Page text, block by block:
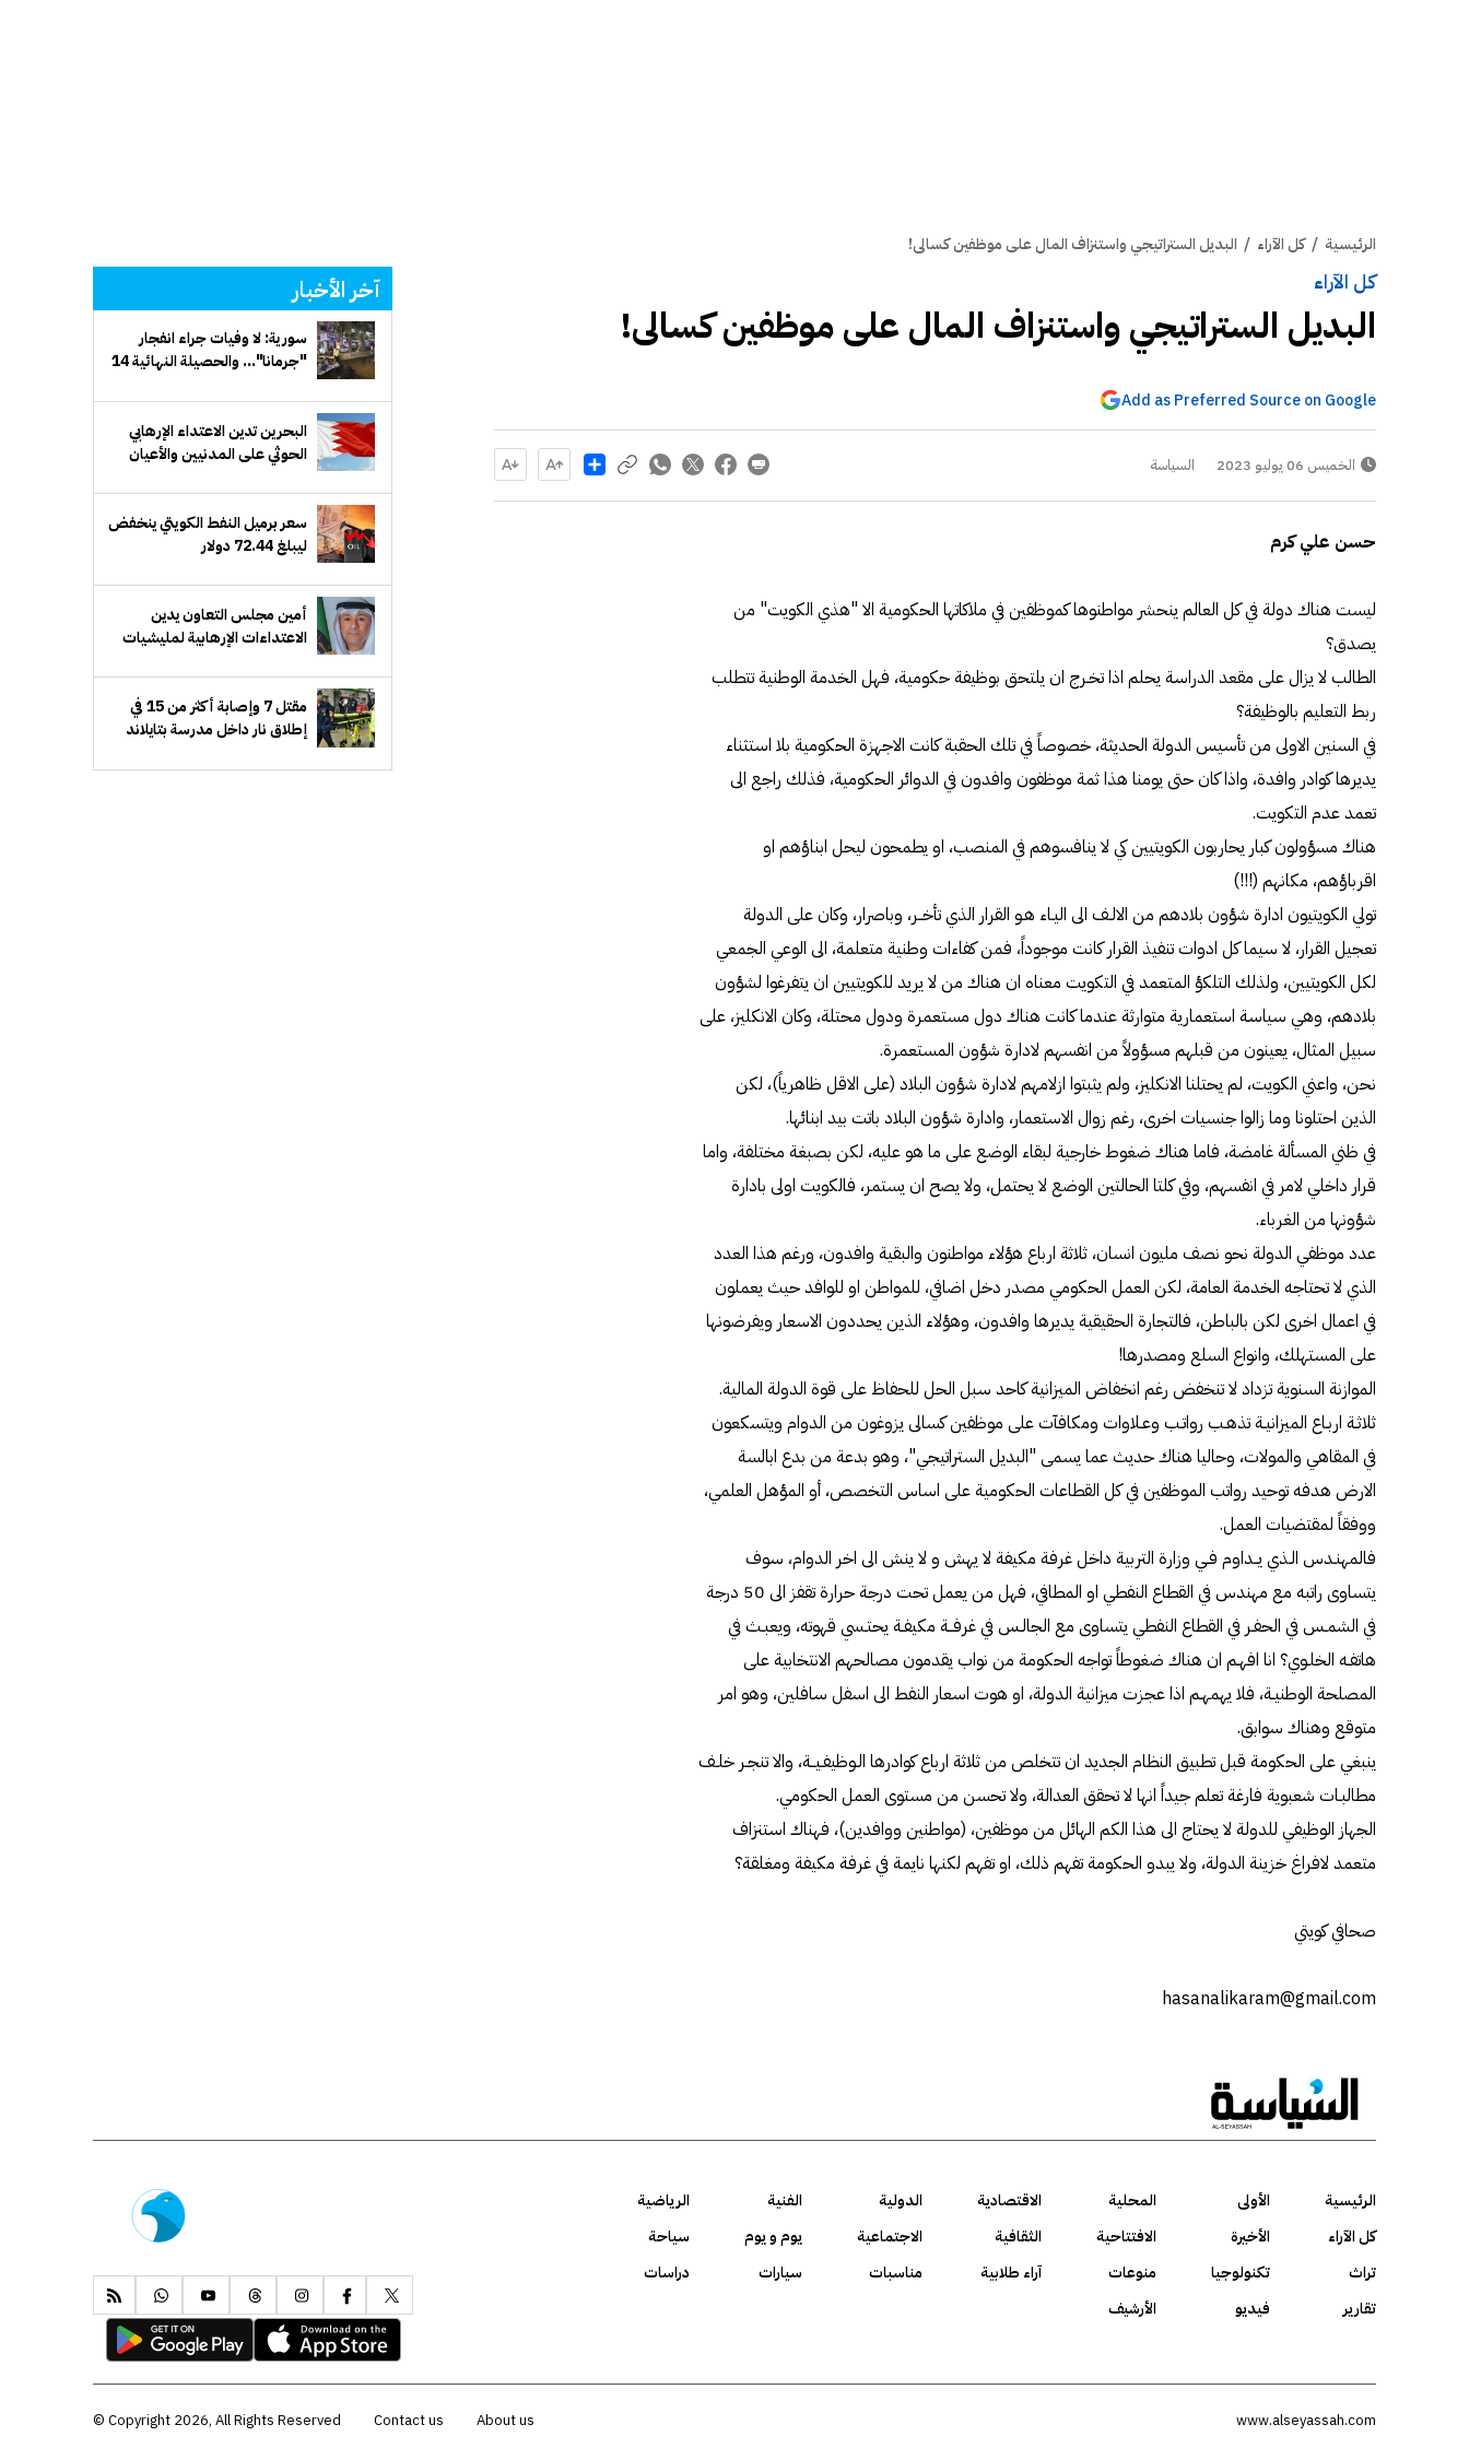
الرئيسية /كل الآراء / البديل الستراتيجي واستنزاف المال على موظفين كسالى!
كل الآراء
البديل الستراتيجي واستنزاف المال على موظفين كسالى!
Add as Preferred Source on Google
الخميس 06 يوليو 2023 السياسة Share
حسن علي كرم
ليست هناك دولة في كل العالم ينحشر مواطنوها كموظفين في ملاكاتها الحكومية الا "هذي الكويت" من
يصدق؟
الطالب لا يزال على مقعد الدراسة يحلم اذا تخـرج ان يلتحق بوظيفة حكومية، فهل الخدمة الوطنية تتطلب
ربط التعليم بالوظيفة؟
في السنين الاولى من تأسيس الدولة الحديثة، خصوصاً في تلك الحقبة كانت الاجهزة الحكومية بلا استثناء
يديرها كوادر وافدة، واذا كان حتى يومنا هذا ثمة موظفون وافدون في الدوائر الحكومية، فذلك راجع الى
تعمد عدم التكويت.
هناك مسؤولون كبار يحاربون الكويتيين كي لا ينافسوهم في المنصب، او يطمحون ليحل ابناؤهم او
اقرباؤهم، مكانهم (!!!)
تولي الكويتيون ادارة شؤون بلادهم من الالـف الى اليـاء هـو القرار الذي تأخــر، وباصرار، وكان على الدولة
تعجيل القرار، لا سيما كل ادوات تنفيذ القرار كانت موجوداً، فمن كفاءات وطنية متعلمة، الى الوعي الجمعي
لكل الكويتيين، ولذلك التلكؤ المتعمد في التكويت معناه ان هناك من لا يريد للكويتيين ان يتفرغوا لشؤون
بلادهم، وهي سياسة استعمارية متوارثة عندما كانت هناك دول مستعمرة ودول محتلة، وكان الانكليز، على
سبيل المثال، يعينون من قبلهم مسؤولاً من انفسهم لادارة شؤون المستعمرة.
نحن، واعني الكويت، لم يحتلنا الانكليز، ولم يثبتوا ازلامهم لادارة شؤون البلاد (على الاقل ظاهرياً)، لكن
الذين احتلونا وما زالوا جنسيات اخرى، رغم زوال الاستعمار، وادارة شؤون البلاد باتت بيد ابنائها.
في ظني المسألة غامضة، فاما هناك ضغوط خارجية لبقاء الوضع على ما هو عليه، لكن بصبغة مختلفة، واما
قرار داخلي لامر في انفسهم، وفي كلتا الحالتين الوضع لا يحتمل، ولا يصح ان يستمر، فالكويت اولى بادارة
شؤونها من الغرباء.
عدد موظفي الدولة نحو نصف مليون انسان، ثلاثة ارباع هؤلاء مواطنون والبقية وافدون، ورغم هذا العدد
الذي لا تحتاجه الخدمة العامة، لكن العمل الحكومي مصدر دخل اضافي، للمواطن او للوافد حيث يعملون
في اعمال اخرى لكن بالباطن، فالتجارة الحقيقية يديرها وافدون، وهؤلاء الذين يحددون الاسعار ويفرضونها
على المستهلك، وانواع السلع ومصدرها!
الموازنة السنوية تزداد لا تنخفض رغم انخفاض الميزانية كاحد سبل الحل للحفاظ على قوة الدولة المالية.
ثلاثـة اربـاع الميزانيـة تذهـب رواتـب وعـلاوات ومكافآت على موظفين كسالى يزوغون من الدوام ويتسكعون
في المقاهي والمولات، وحاليا هناك حديث عما يسمى "البديل الستراتيجي"، وهو بدعة من بدع ابالسة
الارض هدفه توحيد رواتب الموظفين في كل القطاعات الحكومية على اساس التخصص، أو المؤهل العلمي،
ووفقاً لمقتضيات العمل.
فالمهنـدس الـذي يــداوم فـي وزارة التربية داخل غرفة مكيفة لا يهش و لا ينش الى اخر الدوام، سوف
يتساوى راتبه مع مهندس في القطاع النفطي او المطافي، فهل من يعمل تحت درجة حرارة تقفز الى 50 درجة
في الشمـس في الحفـر في القطاع النفطي يتساوى مع الجالـس في غرفــة مكيفـة يحتـسي قهوته، ويعبـث في
هاتفـه الخلـوي؟ انا افهـم ان هناك ضغوطاً تواجه الحكومة من نواب يقدمون مصالحهم الانتخابية على
المصلحة الوطنيـة، فلا يهمهـم اذا عجزت ميزانية الدولة، او هوت اسعار النفط الى اسفل سافلين، وهو امر
متوقع وهناك سوابق.
ينبغي على الحكومة قبل تطبيق النظام الجديد ان تتخلص من ثلاثة ارباع كوادرها الـوظيفـيــة، والا تنجـر خلـف
مطالبـات شعبوية فارغة تعلم جيداً انها لا تحقق العدالة، ولا تحسن من مستوى العمل الحكومي.
الجهاز الوظيفي للدولة لا يحتاج الى هذا الكم الهائل من موظفين، (مواطنين ووافدين)، فهناك استنزاف
متعمد لافراغ خزينة الدولة، ولا يبدو الحكومة تفهم ذلك، او تفهم لكنها نايمة في غرفة مكيفة ومغلقة؟
صحافي كويتي
hasanalikaram@gmail.com
آخر الأخبار
سورية: لا وفيات جراء انفجار
"جرمانا"... والحصيلة النهائية 14
البحرين تدين الاعتداء الإرهابي
الحوثي على المدنيين والأعيان
سعر برميل النفط الكويتي ينخفض
ليبلغ 72.44 دولار
أمين مجلس التعاون يدين
الاعتداءات الإرهابية لمليشيات
بالسعودية
مقتل 7 وإصابة أكثر من 15 في
إطلاق نار داخل مدرسة بتايلاند
الرئيسية الأولى المحلية الاقتصادية الدولية الفنية
الرياضية
كل الآراء
الأخيرة الافتتاحية الثقافية الاجتماعية يوم و يوم
سياحة
تراث
تكنولوجيا منوعات آراء طلابية مناسبات سيارات
دراسات
تقارير
فيديو الأرشيف
www.alseyassah.com
About us
Contact us
Copyright 2026, All Rights Reserved ©